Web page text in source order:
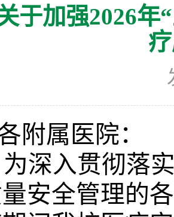
于加强2026年
附属医院：
为深入贯彻落
安全管理的